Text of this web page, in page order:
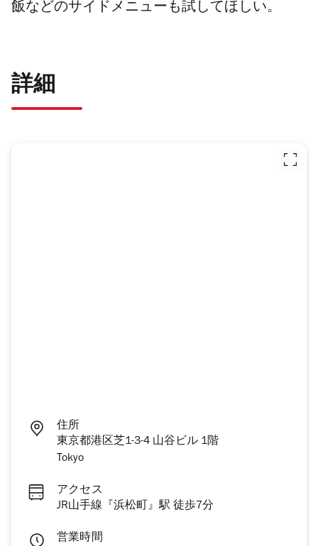
飯などのサイドメニューも試してほしい。
詳細
住所
東京都港区芝1-3-4 山谷ビル 1階
Tokyo
アクセス
JR山手線『浜松町』駅 徒歩7分
営業時間